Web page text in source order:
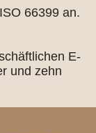
66399 an.
E-
und zehn